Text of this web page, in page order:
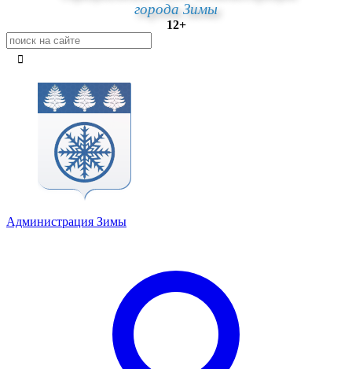
города Зимы
12+
Администрация Зимы